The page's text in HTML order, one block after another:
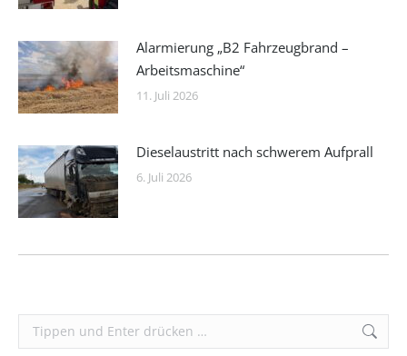
Alarmierung „B2 Fahrzeugbrand –
Arbeitsmaschine“
11. Juli 2026
Dieselaustritt nach schwerem Aufprall
6. Juli 2026
Search: